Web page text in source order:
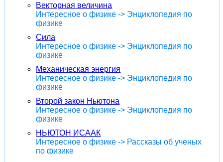
Векторная величина
Интересное о физике -> Энциклопедия по
физике
Сила
Интересное о физике -> Энциклопедия по
физике
Механическая энергия
Интересное о физике -> Энциклопедия по
физике
Второй закон Ньютона
Интересное о физике -> Энциклопедия по
физике
НЬЮТОН ИСААК
Интересное о физике -> Рассказы об ученых
по физике